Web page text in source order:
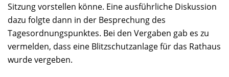
Sitzung vorstellen könne. Eine ausführliche Diskussion
dazu folgte dann in der Besprechung des
Tagesordnungspunktes. Bei den Vergaben gab es zu
vermelden, dass eine Blitzschutzanlage für das Rathaus
wurde vergeben.